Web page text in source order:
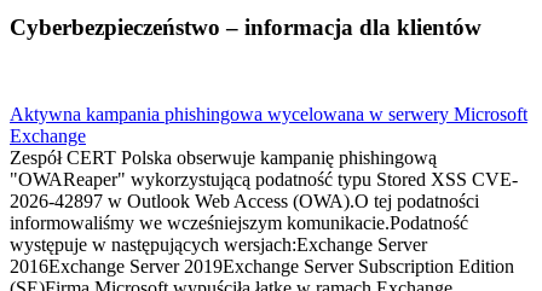
Cyberbezpieczeństwo – informacja dla klientów
Aktywna kampania phishingowa wycelowana w serwery Microsoft
Exchange
Zespół CERT Polska obserwuje kampanię phishingową
"OWAReaper" wykorzystującą podatność typu Stored XSS CVE-
2026-42897 w Outlook Web Access (OWA).O tej podatności
informowaliśmy we wcześniejszym komunikacie.Podatność
występuje w następujących wersjach:Exchange Server
2016Exchange Server 2019Exchange Server Subscription Edition